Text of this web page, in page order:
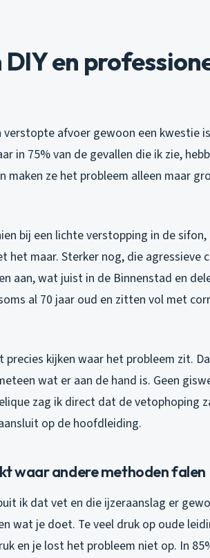
en
verstopte afvoer gewoon een kwestie
in 75% van de gevallen die ik zie,
maken ze het probleem alleen maar
bij een lichte verstopping in de
het maar. Sterker nog, die agressieve
aan, wat juist in de Binnenstad en
al 70 jaar oud en zitten vol met
kijken waar het probleem zit.
wat er aan de hand is. Geen
zag ik direct dat de vetophoping
op de hoofdleiding.
waar andere methoden falen
ik dat vet en die ijzeraanslag er
wat je doet. Te veel druk op oude
en je lost het probleem niet op. In